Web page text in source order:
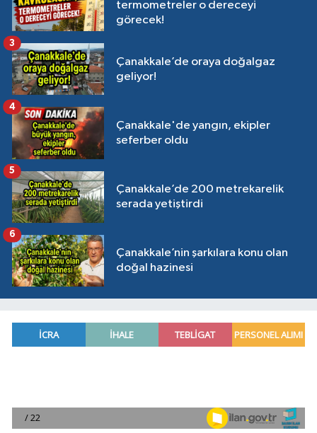
termometreler o dereceyi
görecek!
Çanakkale’de oraya doğalgaz
geliyor!
3
Çanakkale'de yangın, ekipler
seferber oldu
4
Çanakkale’de 200 metrekarelik
serada yetiştirdi
5
Çanakkale’nin şarkılara konu olan
doğal hazinesi
6